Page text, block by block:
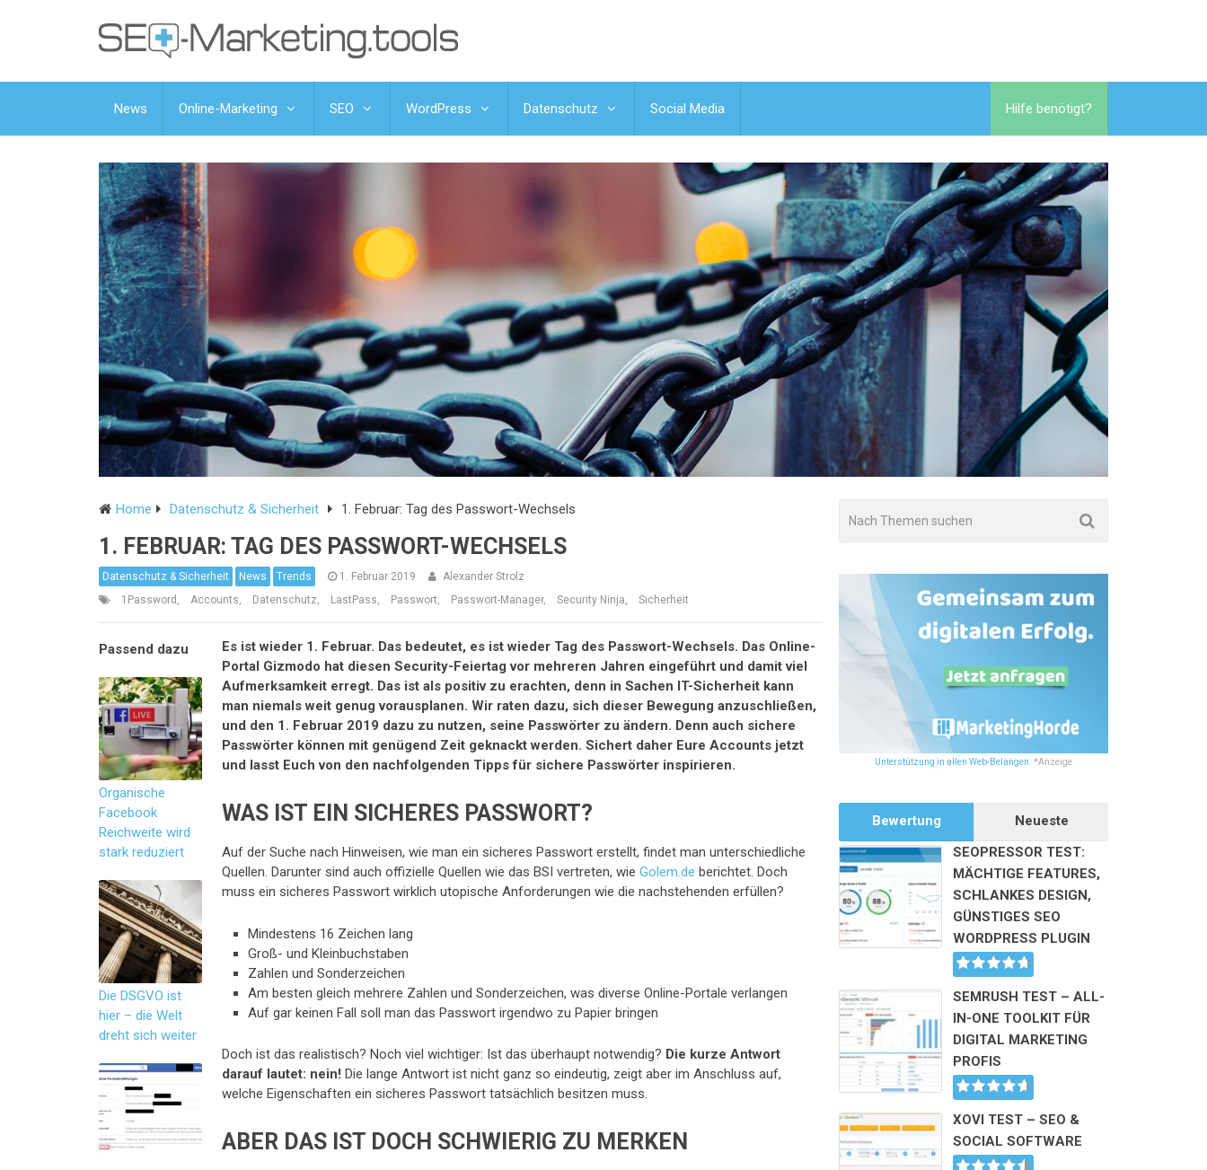
News Online-Marketing SEO WordPress Datenschutz Social Media Hilfe benötigt?
Home Datenschutz & Sicherheit 1. Februar: Tag des Passwort-Wechsels
1. FEBRUAR: TAG DES PASSWORT-WECHSELS
Datenschutz & Sicherheit News Trends 1. Februar 2019
Alexander Strolz
1Password , Accounts, Datenschutz, LastPass, Passwort, Passwort-Manager, Security Ninja, Sicherheit
Es ist wieder 1. Februar. Das bedeutet, es ist wieder Tag des Passwort-Wechsels. Das Online-
Portal Gizmodo hat diesen Security-Feiertag vor mehreren Jahren eingeführt und damit viel
Aufmerksamkeit erregt. Das ist als positiv zu erachten, denn in Sachen IT-Sicherheit kann
man niemals weit genug vorausplanen. Wir raten dazu, sich dieser Bewegung anzuschließen,
und den 1. Februar 2019 dazu zu nutzen, seine Passwörter zu ändern. Denn auch sichere
Passwörter können mit genügend Zeit geknackt werden. Sichert daher Eure Accounts jetzt
und lasst Euch von den nachfolgenden Tipps für sichere Passwörter inspirieren.
WAS IST EIN SICHERES PASSWORT?
Auf der Suche nach Hinweisen, wie man ein sicheres Passwort erstellt, findet man unterschiedliche
Quellen. Darunter sind auch offizielle Quellen wie das BSI vertreten, wieGolem.de berichtet. Doch
muss ein sicheres Passwort wirklich utopische Anforderungen wie die nachstehenden erfüllen?
Mindestens 16 Zeichen lang
Groß- und Kleinbuchstaben
Zahlen und Sonderzeichen
Am besten gleich mehrere Zahlen und Sonderzeichen, was diverse Online-Portale verlangen
Auf gar keinen Fall soll man das Passwort irgendwo zu Papier bringen
Doch ist das realistisch? Noch viel wichtiger: Ist das überhaupt notwendig? Die kurze Antwort
darauf lautet: nein! Die lange Antwort ist nicht ganz so eindeutig, zeigt aber im Anschluss auf,
welche Eigenschaften ein sicheres Passwort tatsächlich besitzen muss.
ABER DAS IST DOCH SCHWIERIG ZU MERKEN
Organische
Facebook
Reichweite wird
stark reduziert
Die DSGVO ist
hier – die Welt
dreht sich weiter
Unterstützung in allen Web-Belangen. *Anzeige
Bewertung
Neueste
SEOPRESSOR TEST:
MÄCHTIGE FEATURES,
SCHLANKES DESIGN,
GÜNSTIGES SEO
WORDPRESS PLUGIN
SEMRUSH TEST – ALL-
IN-ONE TOOLKIT FÜR
DIGITAL MARKETING
PROFIS
XOVI TEST – SEO &
SOCIAL SOFTWARE